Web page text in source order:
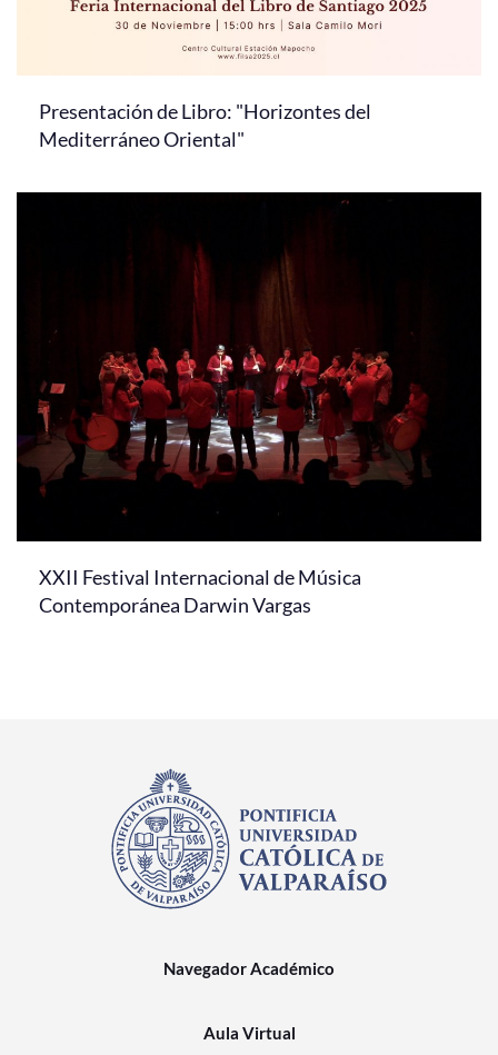
Presentación de Libro: "Horizontes del
Mediterráneo Oriental"
XXII Festival Internacional de Música
Contemporánea Darwin Vargas
Navegador Académico
Aula Virtual